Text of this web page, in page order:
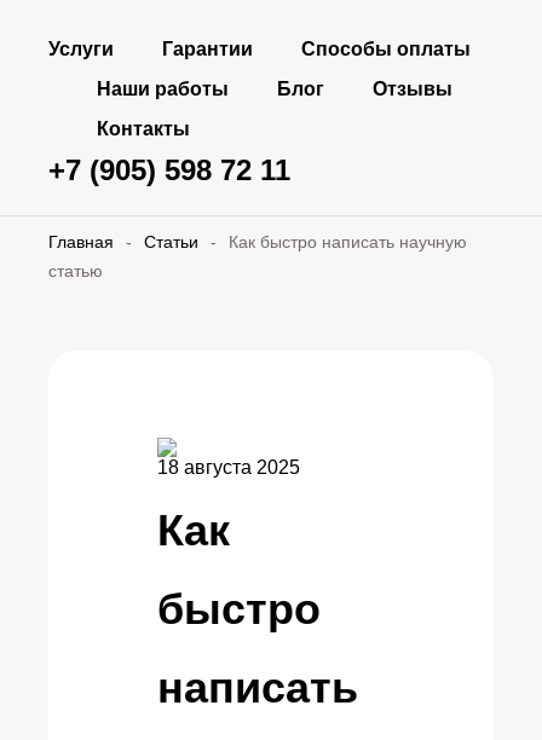
Услуги Гарантии
Способы оплаты
Наши работы
Блог
Отзывы
Контакты
+7 (905) 598 72 11
Главная - Статьи -
Как быстро написать научную
статью
18 августа 2025
Как
быстро
написать